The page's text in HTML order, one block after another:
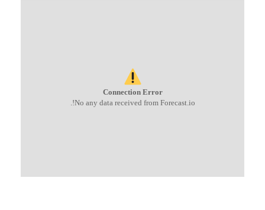
Connection Error
No any data received from Forecast.io!.